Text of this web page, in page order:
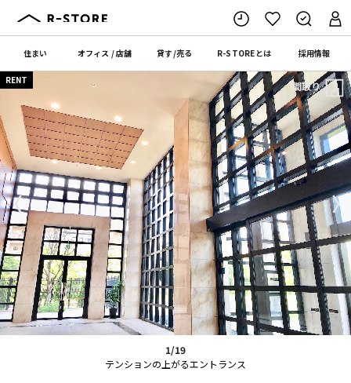
住まい オフィス /店舗 貸す/売る R-STOREとは 採用情報
1/19
テンションの上がるエントランス
〈 〉
RENT 間取り